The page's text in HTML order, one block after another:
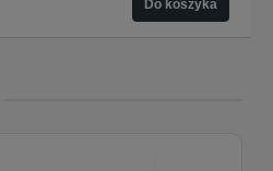
Do koszyka